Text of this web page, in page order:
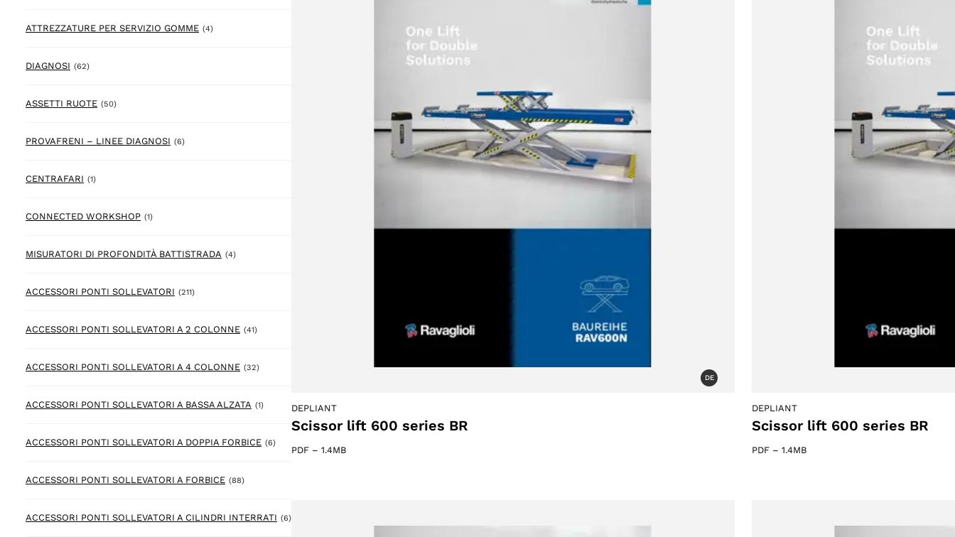
ATTREZZATURE PER SERVIZIO GOMME (4)4 prodotto
DIAGNOSI (62)62 prodotto
ASSETTI RUOTE (50)50 prodotto
PROVAFRENI – LINEE DIAGNOSI (6)6 prodotto
CENTRAFARI (1)1 prodotto
CONNECTED WORKSHOP (1)1 prodotto
MISURATORI DI PROFONDITÀ BATTISTRADA (4)4 prodotto
ACCESSORI PONTI SOLLEVATORI (211)211 prodotto
ACCESSORI PONTI SOLLEVATORI A 2 COLONNE (41)41 prodotto
ACCESSORI PONTI SOLLEVATORI A 4 COLONNE (32)32 prodotto
ACCESSORI PONTI SOLLEVATORI A BASSA ALZATA (1)1 prodotto
ACCESSORI PONTI SOLLEVATORI A DOPPIA FORBICE (6)6 prodotto
ACCESSORI PONTI SOLLEVATORI A FORBICE (88)88 prodotto
ACCESSORI PONTI SOLLEVATORI A CILINDRI INTERRATI (6)6 prodotto
DE
DEPLIANT
Scissor lift 600 series BR
PDF – 1.4MB
DEPLIANT
Scissor lift 600 series BR
PDF – 1.4MB
ACCETTA